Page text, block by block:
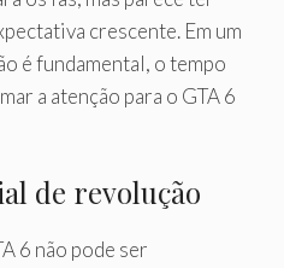
crescente. Em um
é fundamental, o tempo
a atenção para o GTA 6
de revolução
6 não pode ser